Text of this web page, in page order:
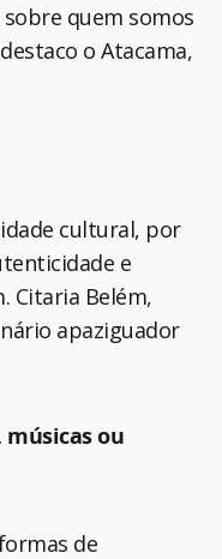
quem somos
o Atacama,
cultural, por
e
Citaria Belém,
apaziguador
músicas ou
de